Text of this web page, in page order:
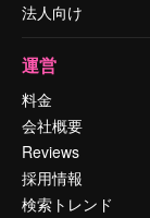
法人向け
運営
料金
会社概要
Reviews
採用情報
検索トレンド